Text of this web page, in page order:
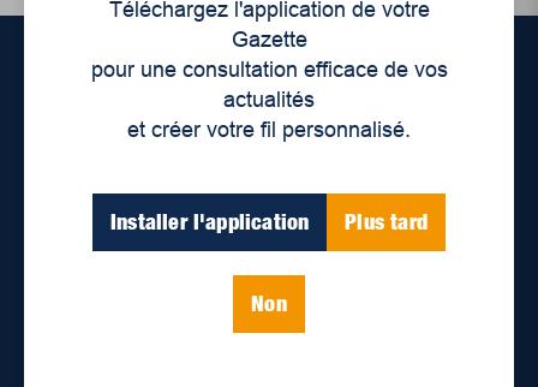
Téléchargez l'application de votre
Gazette
pour une consultation efficace de vos
actualités
et créer votre fil personnalisé.
Installer l'application Plus tard
Non
Déontologie et confidentialité